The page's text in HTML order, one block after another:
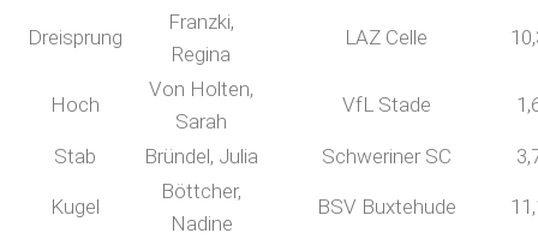
Dreisprung
Franzki,
Regina
LAZ Celle
Hoch
Von Holten,
Sarah
VfL Stade
Stab Bründel, Julia Schweriner SC
Kugel
Böttcher,
Nadine
BSV Buxtehude